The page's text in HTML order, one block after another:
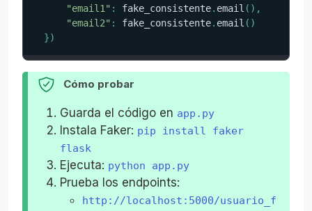
"email1" : fake_consistente. email ( ) ,
"email2" : fake_consistente. email ( )
})
Cómo probar
Guarda el código en app.py
Instala Faker: pip install faker
flask
Ejecuta: python app.py
Prueba los endpoints:
http://localhost:5000/usuario_f